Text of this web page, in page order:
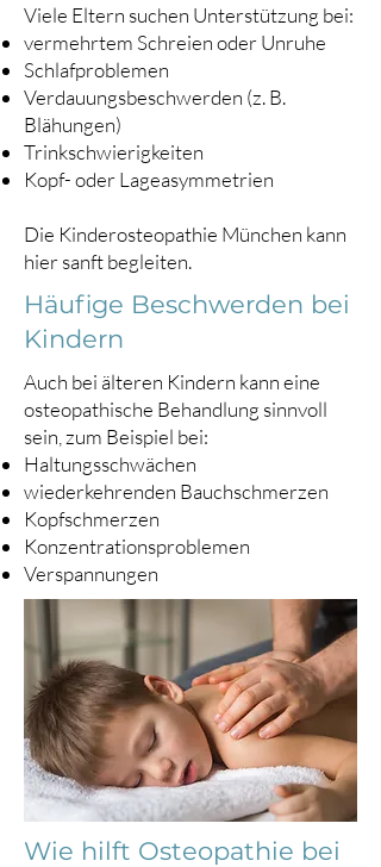
Viele Eltern suchen Unterstützung bei:
vermehrtem Schreien oder Unruhe
Schlafproblemen
Verdauungsbeschwerden (z. B.
Blähungen)
Trinkschwierigkeiten
Kopf- oder Lageasymmetrien
Die Kinderosteopathie München kann
hier sanft begleiten.
Häufige Beschwerden bei
Kindern
Auch bei älteren Kindern kann eine
osteopathische Behandlung sinnvoll
sein, zum Beispiel bei:
Haltungsschwächen
wiederkehrenden Bauchschmerzen
Kopfschmerzen
Konzentrationsproblemen
Verspannungen
Wie hilft Osteopathie bei